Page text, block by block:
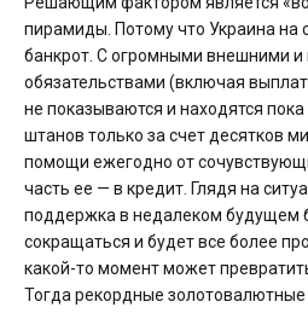
пирамиды. Потому что Украина на
банкрот. С огромными внешними и
обязательствами (включая
не показываются и находятся
штанов только за счет десятков
помощи ежегодно от
часть ее — в кредит. Глядя на
поддержка в недалеком будущем
сокращаться и будет все более
какой-то момент может
Тогда рекордные золотовалютные